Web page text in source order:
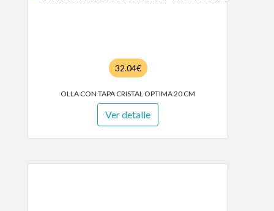
32.04€
OLLA CON TAPA CRISTAL OPTIMA 20 CM
Ver detalle